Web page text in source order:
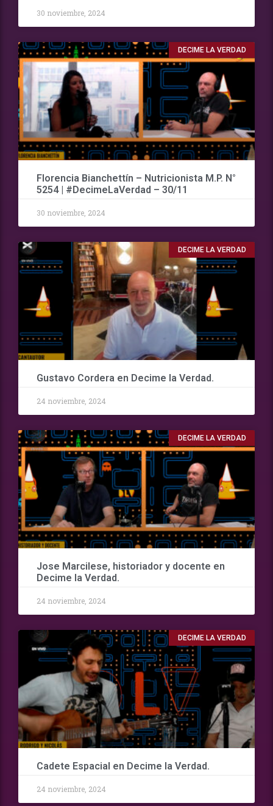
30 noviembre, 2024
DECIME LA VERDAD
Florencia Bianchettín – Nutricionista M.P. N°
5254 | #DecimeLaVerdad – 30/11
30 noviembre, 2024
DECIME LA VERDAD
Gustavo Cordera en Decime la Verdad.
24 noviembre, 2024
DECIME LA VERDAD
Jose Marcilese, historiador y docente en
Decime la Verdad.
24 noviembre, 2024
DECIME LA VERDAD
Cadete Espacial en Decime la Verdad.
24 noviembre, 2024